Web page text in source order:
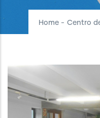
Home - Centro